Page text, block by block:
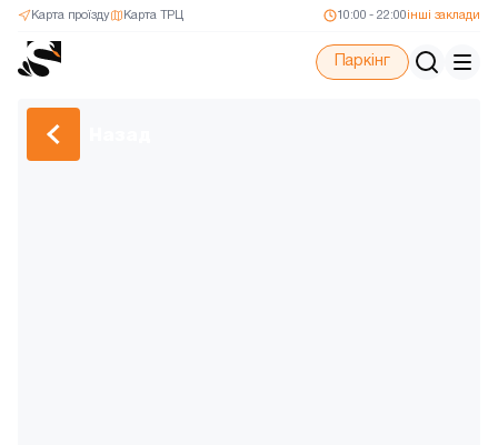
Карта ТРЦ
Карта проїзду 10:00 - 22:00 інші заклади
Паркінг